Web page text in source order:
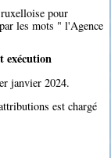
pour
les mots " l'Agence
exécution
janvier 2024.
est chargé